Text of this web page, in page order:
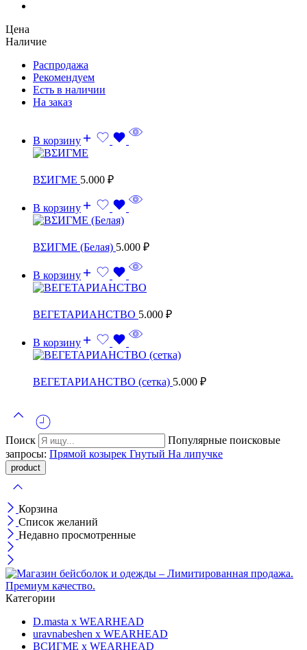
Цена
Наличие
Распродажа
Рекомендуем
Есть в наличии
На заказ
В корзину
ВƩИГМЕ 5.000 ₽
В корзину
ВƩИГМЕ (Белая) 5.000 ₽
В корзину
ВЕГЕТАРИАНСТВО 5.000 ₽
В корзину
ВЕГЕТАРИАНСТВО (сетка) 5.000 ₽
Поиск
Популярные поисковые
запросы: Прямой козырек Гнутый На липучке
Корзина
Список желаний
Недавно просмотренные
Категории
D.masta x WEARHEAD
uravnabeshen x WEARHEAD
ВСИГМЕ x WEARHEAD